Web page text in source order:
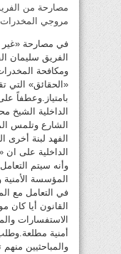
مصارحة من
مروجي
في مصارحة «غير
الفريق سليمان
ومكافحة
«الحقائق» التي
بامتياز.وعطفاً
الداخلية الشيخ
الشارع وتلمس
الفهد لبنة أخرى
الداخلية على
وأنه سيتم
المؤسسة
في التعامل مع
القانون أيا
الاستفسارات
أمنية
والمباحثيين